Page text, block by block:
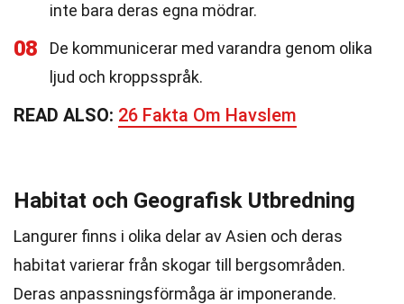
inte bara deras egna mödrar.
08
De kommunicerar med varandra genom olika
ljud och kroppsspråk.
READ ALSO: 26 Fakta Om Havslem
Habitat och Geografisk Utbredning
Langurer finns i olika delar av Asien och deras
habitat varierar från skogar till bergsområden.
Deras anpassningsförmåga är imponerande.